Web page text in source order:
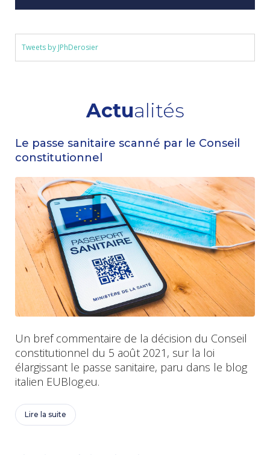
Tweets by JPhDerosier
Actualités
Le passe sanitaire scanné par le Conseil
constitutionnel
Un bref commentaire de la décision du Conseil
constitutionnel du 5 août 2021, sur la loi
élargissant le passe sanitaire, paru dans le blog
italien EUBlog.eu.
Lire la suite